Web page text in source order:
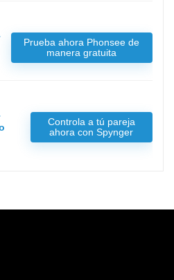
Prueba ahora Phonsee de
manera gratuita
Controla a tú pareja
ahora con Spynger